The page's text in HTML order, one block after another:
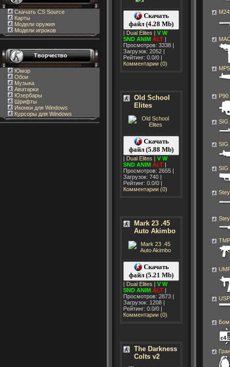
Скачать CS Source
Карты
Модели оружия
Модели игроков
Творчество
Юмор
Обои
Музыка
Аватарки
Юзербары
Шрифты
Иконки для Windows
Курсоры для Windows
Скачать
файл (4.28 Mb)
| Dual Elites | V W
SND ANIM ALT |
Просмотров: 3338 |
Загрузок: 2052 |
Рейтинг: 0.0/0 |
Комментарии (0)
Old School
Elites
Скачать
файл (5.88 Mb)
| Dual Elites | V W
SND ANIM ALT |
Просмотров: 2655 |
Загрузок: 740 |
Рейтинг: 0.0/0 |
Комментарии (0)
Mark 23 .45
Auto Akimbo
Скачать
файл (5.21 Mb)
| Dual Elites | V W
SND ANIM ALT |
Просмотров: 2873 |
Загрузок: 1208 |
Рейтинг: 0.0/0 |
Комментарии (0)
The Darkness
Colts v2
MP5
P90
SIG
SIG
SIG
TMP
USP